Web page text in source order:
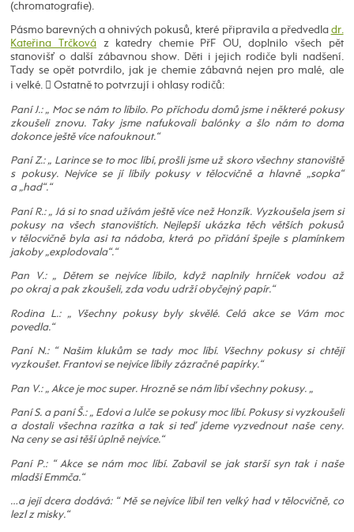
(chromatografie).
Pásmo barevných a ohnivých pokusů, které připravila a předvedla dr.
Kateřina Trčková z katedry chemie PřF OU, doplnilo všech pět
stanovišť o další zábavnou show. Děti i jejich rodiče byli nadšení.
Tady se opět potvrdilo, jak je chemie zábavná nejen pro malé, ale
i velké.  Ostatně to potvrzují i ohlasy rodičů:
Paní J.: „ Moc se nám to líbilo. Po příchodu domů jsme i některé pokusy
zkoušeli znovu. Taky jsme nafukovali balónky a šlo nám to doma
dokonce ještě více nafouknout.“
Paní Z.: „ Larince se to moc líbí, prošli jsme už skoro všechny stanoviště
s pokusy. Nejvíce se jí líbily pokusy v tělocvičně a hlavně „sopka“
a „had“.“
Paní R.: „ Já si to snad užívám ještě více než Honzík. Vyzkoušela jsem si
pokusy na všech stanovištích. Nejlepší ukázka těch větších pokusů
v tělocvičně byla asi ta nádoba, která po přidání špejle s plamínkem
jakoby „explodovala“.“
Pan V.: „ Dětem se nejvíce líbilo, když naplnily hrníček vodou až
po okraj a pak zkoušeli, zda vodu udrží obyčejný papír.“
Rodina L.: „ Všechny pokusy byly skvělé. Celá akce se Vám moc
povedla.“
Paní N.: “ Našim klukům se tady moc líbí. Všechny pokusy si chtějí
vyzkoušet. Frantovi se nejvíce líbily zázračné papírky.“
Pan V.: „ Akce je moc super. Hrozně se nám líbí všechny pokusy. „
Paní S. a paní Š.: „ Edovi a Julče se pokusy moc líbí. Pokusy si vyzkoušeli
a dostali všechna razítka a tak si teď jdeme vyzvednout naše ceny.
Na ceny se asi těší úplně nejvíce.“
Paní P.: “ Akce se nám moc líbí. Zabavil se jak starší syn tak i naše
mladší Emmča.“
…a její dcera dodává: “ Mě se nejvíce líbil ten velký had v tělocvičně, co
lezl z misky.“